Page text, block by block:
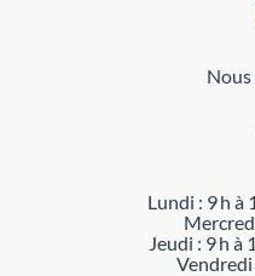
Lundi : 9 h à
Jeudi : 9 h à
Vendredi